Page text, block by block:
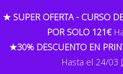
GEMMA
MENU
★ SUPER OFERTA - CURSO
POR SOLO 121€
★30% DESCUENTO EN
Hasta el 24/03